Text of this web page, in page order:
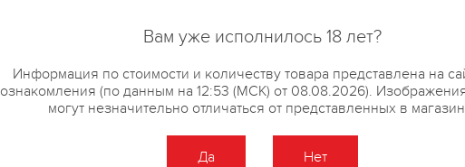
Вам уже исполнилось 18 лет?
Информация по стоимости и количеству товара представлена на
ознакомления (по данным на 12:53 (МСК) от 08.08.2026).
могут незначительно отличаться от представленных в
Да Нет